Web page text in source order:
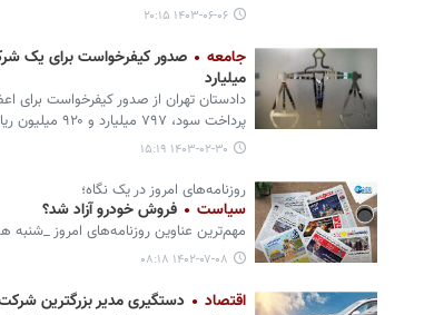
۱۴۰۳-۰۶-۰۶ ۲۰:۱۵
جامعه
میلیارد
دادستان تهران از صدور کیفرخواست
پرداخت سود، ۷۹۷ میلیارد و ۹۲۰ میلیون ریال کلاهبرداری کرده بودند.
۱۴۰۳-۰۲-۳۰ ۱۵:۱۹
روزنامه‌های امروز در یک نگاه؛
سیاست فروش خودرو آزاد شد؟
مهم‌ترین عناوین روزنامه‌های امروز _شنبه هشتم مهرماه۱۴۰۲_ را
۱۴۰۲-۰۷-۰۸ ۰۸:۱۸
اقتصاد دستگیری مدیر بزرگترین